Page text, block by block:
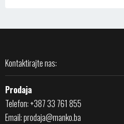
Kontaktirajte nas:
Prodaja
Telefon: +387 33 761 855
Email:prodaja@manko.ba